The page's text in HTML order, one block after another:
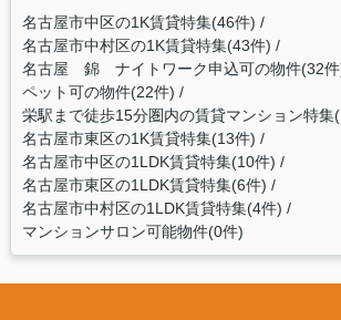
名古屋市中区の1K賃貸特集(46件)
名古屋市中村区の1K賃貸特集(43件)
名古屋 錦 ナイトワーク申込可の物件(32
ペット可の物件(22件)
栄駅まで徒歩15分圏内の賃貸マンション特集
名古屋市東区の1K賃貸特集(13件)
名古屋市中区の1LDK賃貸特集(10件)
名古屋市東区の1LDK賃貸特集(6件)
名古屋市中村区の1LDK賃貸特集(4件)
マンションサロン可能物件(0件)